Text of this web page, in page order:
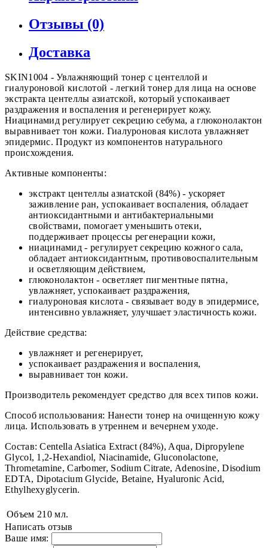
Отзывы (0)
Доставка
SKIN1004 - Увлажняющий тонер с центеллой и
гиалуроновой кислотой - легкий тонер для лица на основе
экстракта центеллы азиатской, который успокаивает
раздражения и воспаления и регенерирует кожу.
Ниацинамид регулирует секрецию себума, а глюконолактон
выравнивает тон кожи. Гиалуроновая кислота увлажняет
эпидермис. Продукт из компонентов натурального
происхождения.
Активные компоненты:
экстракт центеллы азиатской (84%) - ускоряет
заживление ран, успокаивает воспаления, обладает
антиоксидантными и антибактериальными
свойствами, помогает уменьшить отеки,
поддерживает процессы регенерации кожи,
ниацинамид - регулирует секрецию кожного сала,
обладает антиоксидантным, противовоспалительным
и осветляющим действием,
глюконолактон - осветляет пигментные пятна,
увлажняет, успокаивает раздражения,
гиалуроновая кислота - связывает воду в эпидермисе,
интенсивно увлажняет, улучшает эластичность кожи.
Действие средства:
увлажняет и регенерирует,
успокаивает раздражения и воспаления,
выравнивает тон кожи.
Производитель рекомендует средство для всех типов кожи.
Способ использования: Нанести тонер на очищенную кожу
лица. Использовать в утреннем и вечернем уходе.
Состав: Centella Asiatica Extract (84%), Aqua, Dipropylene
Glycol, 1,2-Hexandiol, Niacinamide, Gluconolactone,
Thrometamine, Carbomer, Sodium Citrate, Adenosine, Disodium
EDTA, Dipotacium Glycide, Betaine, Hyaluronic Acid,
Ethylhexyglycerin.
Объем 210 мл.
Написать отзыв
Ваше имя: